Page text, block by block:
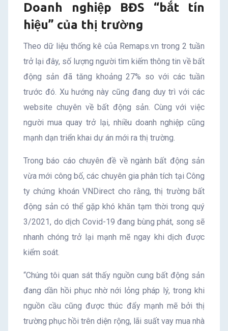
Doanh nghiệp BĐS “bắt tín
hiệu” của thị trường
Theo dữ liệu thống kê của Remaps.vn trong 2 tuần
trở lại đây, số lượng người tìm kiếm thông tin về bất
động sản đã tăng khoảng 27% so với các tuần
trước đó. Xu hướng này cũng đang duy trì với các
website chuyên về bất động sản. Cùng với việc
người mua quay trở lại, nhiều doanh nghiệp cũng
mạnh dạn triển khai dự án mới ra thị trường.
Trong báo cáo chuyên đề về ngành bất động sản
vừa mới công bố, các chuyên gia phân tích tại Công
ty chứng khoán VNDirect cho rằng, thị trường bất
động sản có thể gặp khó khăn tạm thời trong quý
3/2021, do dịch Covid-19 đang bùng phát, song sẽ
nhanh chóng trở lại mạnh mẽ ngay khi dịch được
kiểm soát.
“Chúng tôi quan sát thấy nguồn cung bất động sản
đang dần hồi phục nhờ nới lỏng pháp lý, trong khi
nguồn cầu cũng được thúc đẩy mạnh mẽ bởi thị
trường phục hồi trên diện rộng, lãi suất vay mua nhà